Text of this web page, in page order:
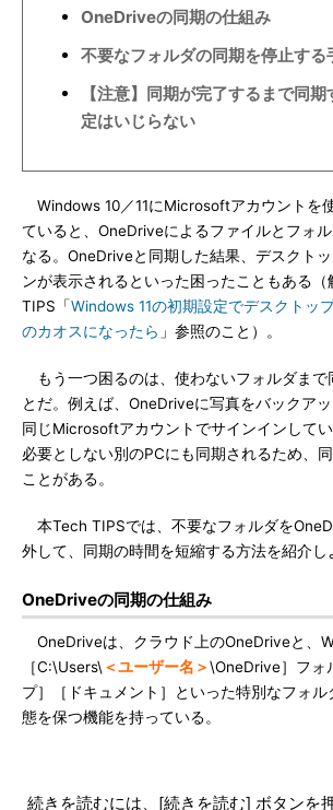
OneDriveの同期の仕組み
不要なフォルダの同期を停止する
【注意】同期が完了するまで同
定はいじらない
Windows 10／11にMicrosoftアカウントを
ていると、OneDriveによるファイルとフォ
なる。OneDriveと同期した結果、デスクト
ンが表示されるといった困ったこともある
TIPS「Windows 11の初期設定でデスクトッ
のカオスになったら 」参照のこと）。
もう一つ困るのは、使わないフォルダまで
とだ。例えば、OneDriveに写真をバックアッ
同じMicrosoftアカウントでサインインして
必要としない別のPCにも同期されるため、
ことがある。
本Tech TIPSでは、不要なフォルダを
外して、同期の時間を短縮する方法を紹介し
OneDriveの同期の仕組み
OneDriveは、クラウド上のOneDriveと、
［C:\Users\ ＜ユーザー名＞\OneDrive］フォ
プ］［ドキュメント］といった特別なフォル
態を保つ機能を持っている。
続きを読むには、[続きを読む] ボタンを